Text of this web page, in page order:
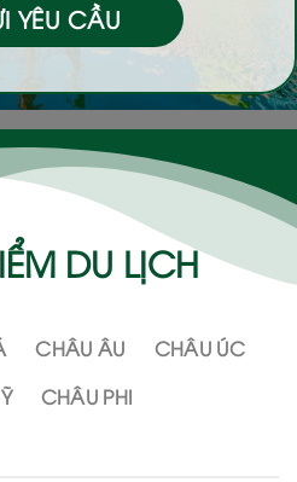
YÊU CẦU
DU LỊCH
CHÂU ÂU
CHÂU ÚC
CHÂU PHI